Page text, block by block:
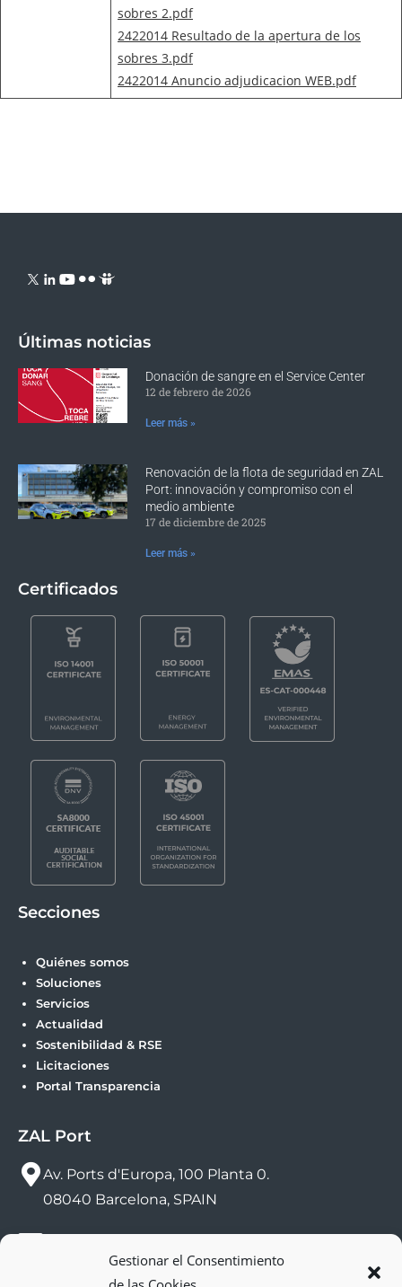
Gestionar el Consentimiento
sobres 2.pdf
2422014 Resultado de la apertura de los
sobres 3.pdf
2422014 Anuncio adjudicacion WEB.pdf
Últimas noticias
Donación de sangre en el Service Center
12 de febrero de 2026
Leer más »
Renovación de la flota de seguridad en ZAL
Port: innovación y compromiso con el
medio ambiente
17 de diciembre de 2025
Leer más »
Certificados
Secciones
Quiénes somos
Soluciones
Servicios
Actualidad
Sostenibilidad & RSE
Licitaciones
Portal Transparencia
ZAL Port
Av. Ports d'Europa, 100 Planta 0.
08040 Barcelona, SPAIN